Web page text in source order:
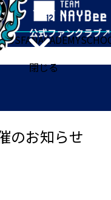
閉じる
FANACADEMY
のお知らせ